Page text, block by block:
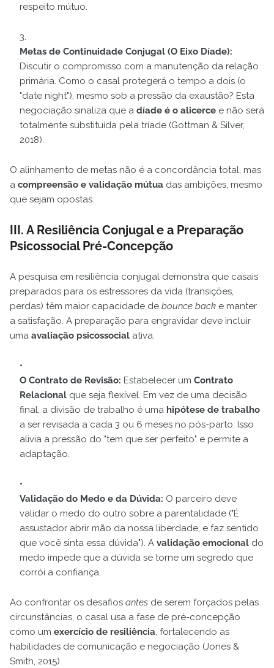
respeito mútuo.
Metas de Continuidade Conjugal (O Eixo Díade):
Discutir o compromisso com a manutenção da relação
primária. Como o casal protegerá o tempo a dois (o
"date night"), mesmo sob a pressão da exaustão? Esta
negociação sinaliza que a díade é o alicerce e não será
totalmente substituída pela tríade (Gottman & Silver,
2018).
O alinhamento de metas não é a concordância total, mas
a compreensão e validação mútua das ambições, mesmo
que sejam opostas.
III. A Resiliência Conjugal e a Preparação
Psicossocial Pré-Concepção
A pesquisa em resiliência conjugal demonstra que casais
preparados para os estressores da vida (transições,
perdas) têm maior capacidade de bounce back e manter
a satisfação. A preparação para engravidar deve incluir
uma avaliação psicossocial ativa.
O Contrato de Revisão: Estabelecer um Contrato
Relacional que seja flexível. Em vez de uma decisão
final, a divisão de trabalho é uma hipótese de trabalho
a ser revisada a cada 3 ou 6 meses no pós-parto. Isso
alivia a pressão do "tem que ser perfeito" e permite a
adaptação.
Validação do Medo e da Dúvida: O parceiro deve
validar o medo do outro sobre a parentalidade ("É
assustador abrir mão da nossa liberdade, e faz sentido
que você sinta essa dúvida"). A validação emocional do
medo impede que a dúvida se torne um segredo que
corrói a confiança.
Ao confrontar os desafios antes de serem forçados pelas
circunstâncias, o casal usa a fase de pré-concepção
como um exercício de resiliência, fortalecendo as
habilidades de comunicação e negociação (Jones &
Smith, 2015).